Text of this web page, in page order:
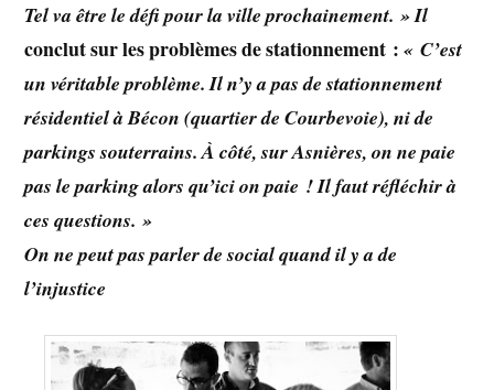
Tel va être le défi pour la ville prochainement. » Il
conclut sur les problèmes de stationnement :« C’est
un véritable problème. Il n’y a pas de stationnement
résidentiel à Bécon (quartier de Courbevoie), ni de
parkings souterrains. À côté, sur Asnières, on ne paie
pas le parking alors qu’ici on paie ! Il faut réfléchir à
ces questions. »
On ne peut pas parler de social quand il y a de
l’injustice